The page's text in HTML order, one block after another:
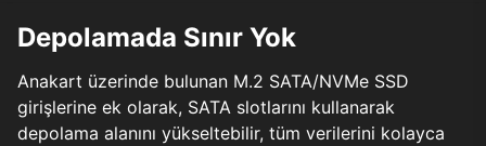
Depolamada Sınır Yok
Anakart üzerinde bulunan M.2 SATA/NVMe SSD
girişlerine ek olarak, SATA slotlarını kullanarak
depolama alanını yükseltebilir, tüm verilerini kolayca